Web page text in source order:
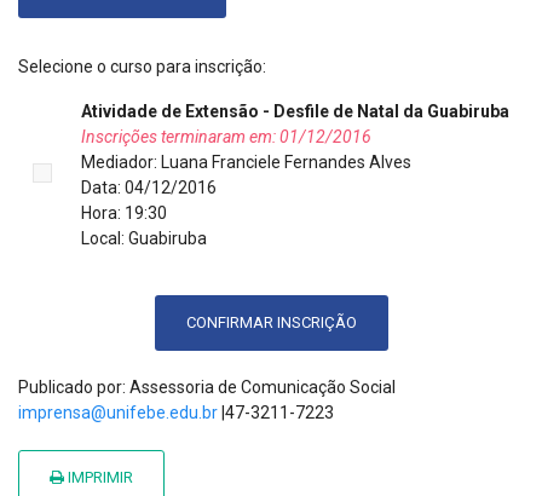
Selecione o curso para inscrição:
Atividade de Extensão - Desfile de Natal da Guabiruba
Inscrições terminaram em: 01/12/2016
Mediador: Luana Franciele Fernandes Alves
Data: 04/12/2016
Hora: 19:30
Local: Guabiruba
CONFIRMAR INSCRIÇÃO
Publicado por: Assessoria de Comunicação Social
imprensa@unifebe.edu.br |47-3211-7223
IMPRIMIR